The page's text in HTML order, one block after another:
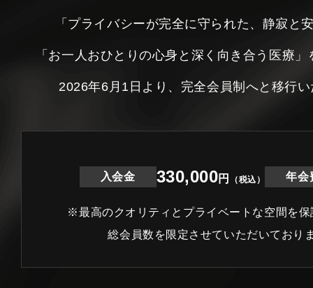
「プライバシーが完全に守られた、静寂と
「お一人おひとりの心身と深く向き合う医療
2026年6月1日より、完全会員制へと移行
入会金 330,000円 （税込） 年会
※最高のクオリティとプライベートな空間を保
総会員数を限定させていただいており